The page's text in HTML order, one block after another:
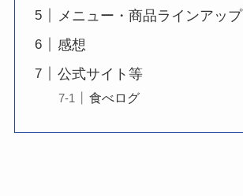
メニュー・商品ラインアップ
感想
公式サイト等
食べログ